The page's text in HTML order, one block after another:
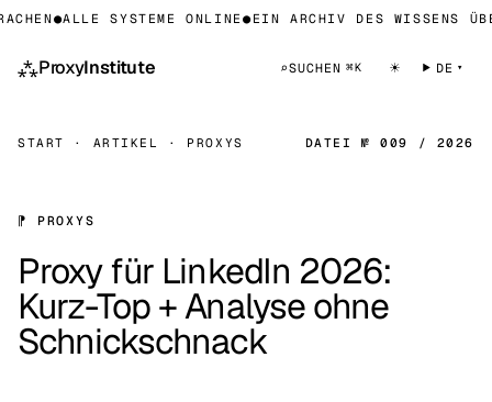
●ALLE SYSTEME ONLINE●EIN ARCHIV DES WISSENS
⁂ProxyInstitute ⌕SUCHEN ⌘K ☀ DE
START · ARTIKEL · PROXYS DATEI № 009 / 2026
⁋ PROXYS
Proxy für LinkedIn 2026:
Kurz-Top + Analyse ohne
Schnickschnack